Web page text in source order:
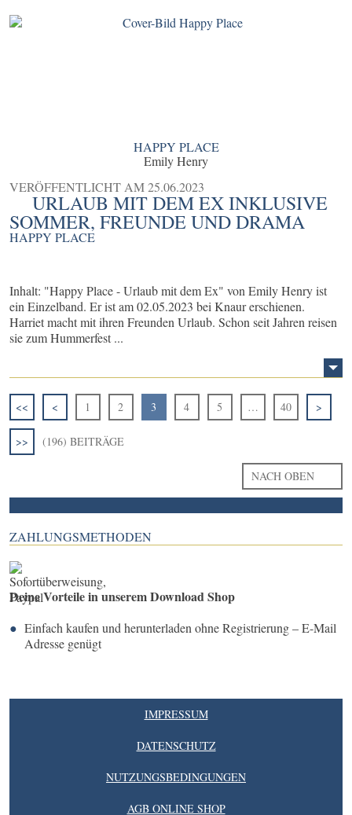
HAPPY PLACE
Emily Henry
VERÖFFENTLICHT AM25.06.2023
URLAUB MIT DEM EX INKLUSIVE
SOMMER, FREUNDE UND DRAMA
HAPPY PLACE
Inhalt: "Happy Place - Urlaub mit dem Ex" von Emily Henry ist
ein Einzelband. Er ist am 02.05.2023 bei Knaur erschienen.
Harriet macht mit ihren Freunden Urlaub. Schon seit Jahren reisen
sie zum Hummerfest ...
<< < 1 2 3 4 5 … 40 >
>> (196) BEITRÄGE
NACH OBEN
ZAHLUNGSMETHODEN
Deine Vorteile in unserem Download Shop
Einfach kaufen und herunterladen ohne Registrierung – E-Mail
Adresse genügt
IMPRESSUM
DATENSCHUTZ
NUTZUNGSBEDINGUNGEN
AGB ONLINE SHOP